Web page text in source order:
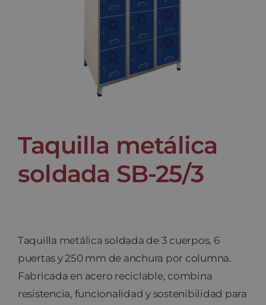
Taquilla metálica
soldada SB-25/3
Taquilla metálica soldada de 3 cuerpos, 6
puertas y 250 mm de anchura por columna.
Fabricada en acero reciclable, combina
resistencia, funcionalidad y sostenibilidad para